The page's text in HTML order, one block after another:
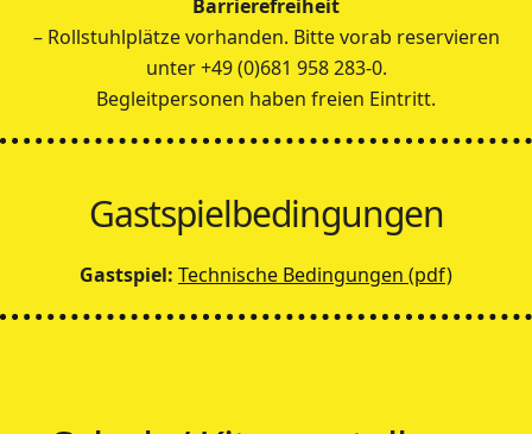
Barrierefreiheit
– Rollstuhlplätze vorhanden. Bitte vorab reservieren
unter +49 (0)681 958 283-0.
Begleitpersonen haben freien Eintritt.
Gastspielbedingungen
Gastspiel: Technische Bedingungen (pdf)